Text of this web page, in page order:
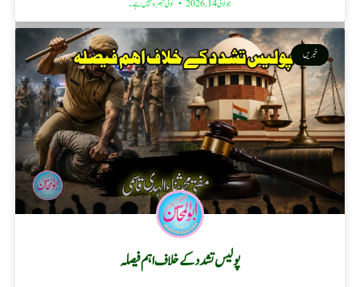
جولائی 14, 2026 کوئی تبصرہ نہیں ہے۔
خبریں
پولیس تشدد کے خلاف اہم فیصلہ